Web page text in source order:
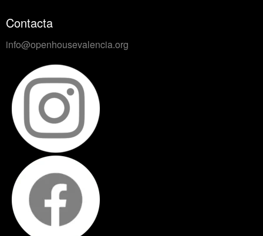
Contacta
info@openhousevalencia.org